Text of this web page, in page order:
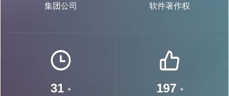
集团公司 软件著作权
64 + 398 +